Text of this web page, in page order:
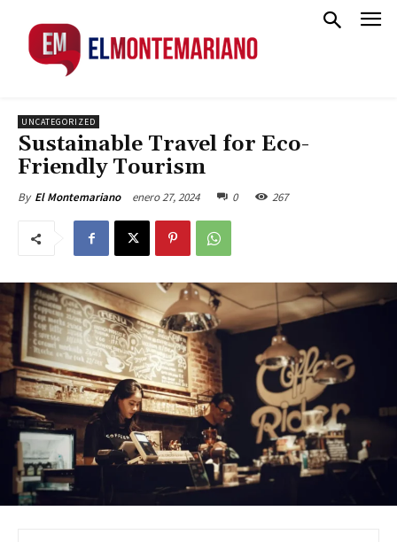
UNCATEGORIZED
Sustainable Travel for Eco-
Friendly Tourism
By El Montemariano enero 27, 2024 0 267